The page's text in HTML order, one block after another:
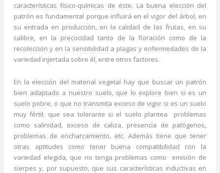
características físico-químicas de éste. La buena elección del
patrón es fundamental porque influirá en el vigor del árbol, en
su entrada en producción, en la calidad de las frutas, en su
calibre, en la precocidad tanto de la floración como de la
recolección y en la sensibilidad a plagas y enfermedades de la
variedad injertada sobre él, entre otros factores.
En la elección del material vegetal hay que buscar un patrón
bien adaptado a nuestro suelo, que lo explore bien si es un
suelo pobre, o que no transmita exceso de vigor si es un suelo
muy fértil; que sea tolerante si el suelo plantea problemas
como salinidad, exceso de caliza, presencia de patógenos,
problemas de encharcamiento, etc. Además tiene que tener
otras aptitudes como tener buena compatibilidad con la
variedad elegida, que no tenga problemas como emisión de
sierpes y, por supuesto, que sus características inductivas en